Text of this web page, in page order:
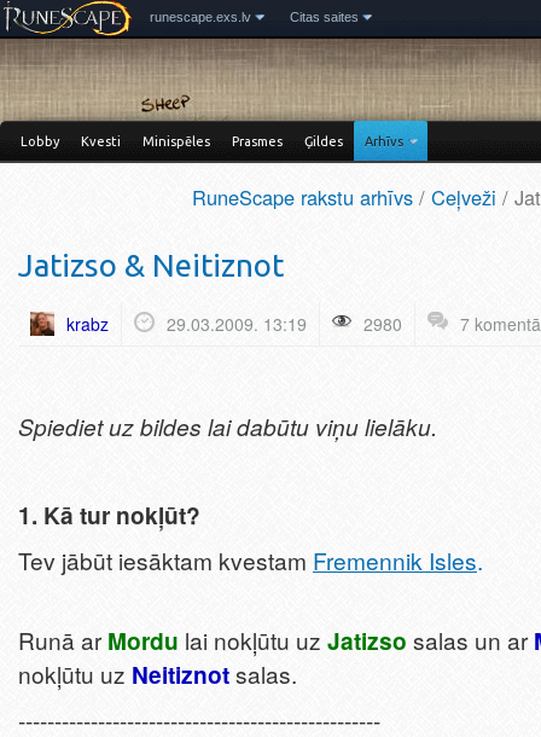
runescape.exs.lv Citas saites
Lobby Kvesti Minispēles Prasmes Ģildes Arhīvs
RuneScape rakstu arhīvs / Ceļveži /
Jatizso & Neitiznot
krabz 29.03.2009. 13:19 2980 7
Spiediet uz bildes lai dabūtu viņu lielāku.
1. Kā tur nokļūt?
Tev jābūt iesāktam kvestam Fremennik Isles.
Runā arMordu lai nokļūtu uz Jatizso salas un ar
nokļūtu uz Neitiznotsalas.
--------------------------------------------------